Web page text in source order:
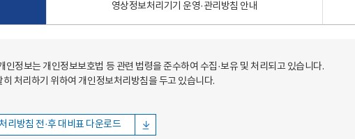
영상정보처리기기 운영·관리방침 안내
정보는 개인정보보호법 등 관련 법령을 준수하여 수집·보유 및 처리되고 있습니다.
처리하기 위하여 개인정보처리방침을 두고 있습니다.
리방침 전·후 대비표 다운로드